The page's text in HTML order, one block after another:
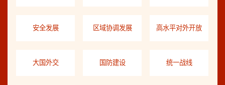
安全发展 区域协调发展 高水平对外开放
大国外交 国防建设 统一战线